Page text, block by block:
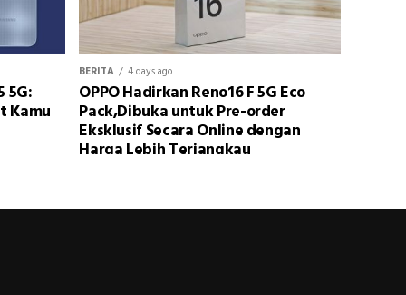
5G:
Kamu
BERITA 4 days ago
OPPO Hadirkan Reno16 F 5G Eco
Pack,Dibuka untuk Pre-order
Eksklusif Secara Online dengan
Harga Lebih Terjangkau